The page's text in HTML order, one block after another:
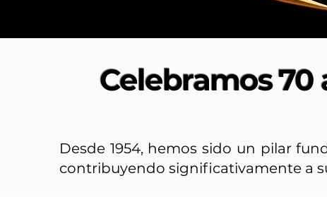
Celebramos 70
Desde 1954, hemos sido un pilar
contribuyendo significativamente a